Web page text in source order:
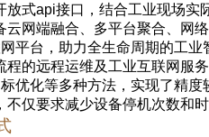
放式api接口，结合工业现场实
云网端融合、多平台聚合、网
平台， 助力全生命周期的工业
程的远程运维及工业互联网服
优化等多种方法，实现了精
不仅要求减少设备停机次数和